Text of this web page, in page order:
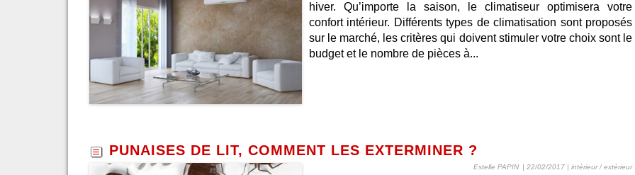
hiver. Qu’importe la saison, le climatiseur optimisera votre
confort intérieur. Différents types de climatisation sont proposés
sur le marché, les critères qui doivent stimuler votre choix sont le
budget et le nombre de pièces à...
PUNAISES DE LIT, COMMENT LES EXTERMINER ?
Estelle PAPIN | 22/02/2017 | intérieur / extérieur